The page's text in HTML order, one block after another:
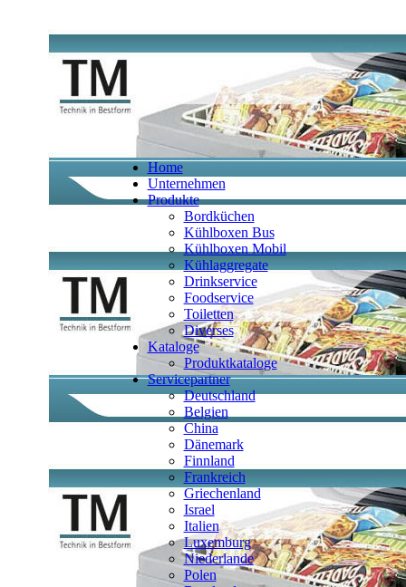
Home
Unternehmen
Produkte
Bordküchen
Kühlboxen Bus
Kühlboxen Mobil
Kühlaggregate
Drinkservice
Foodservice
Toiletten
Diverses
Kataloge
Produktkataloge
Servicepartner
Deutschland
Belgien
China
Dänemark
Finnland
Frankreich
Griechenland
Israel
Italien
Luxemburg
Niederlande
Polen